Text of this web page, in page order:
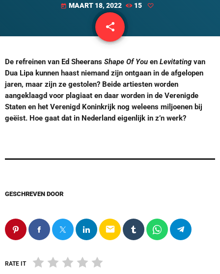
today MAART 18, 2022 15
share
email
De refreinen van Ed Sheerans Shape Of You en Levitating van
Dua Lipa kunnen haast niemand zijn ontgaan in de afgelopen
jaren, maar zijn ze gestolen? Beide artiesten worden
aangeklaagd voor plagiaat en daar worden in de Verenigde
Staten en het Verenigd Koninkrijk nog weleens miljoenen bij
geëist. Hoe gaat dat in Nederland eigenlijk in z’n werk?
GESCHREVEN DOOR
email
RATE IT